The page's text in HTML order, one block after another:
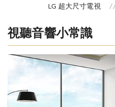
LG 超大尺寸電視
視聽音響小常識